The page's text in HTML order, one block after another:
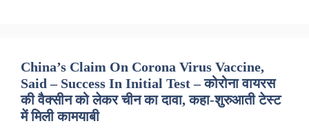
China’s Claim On Corona Virus Vaccine,
Said – Success In Initial Test – कोरोना वायरस
की वैक्सीन को लेकर चीन का दावा, कहा-शुरुआती टेस्ट
में मिली कामयाबी